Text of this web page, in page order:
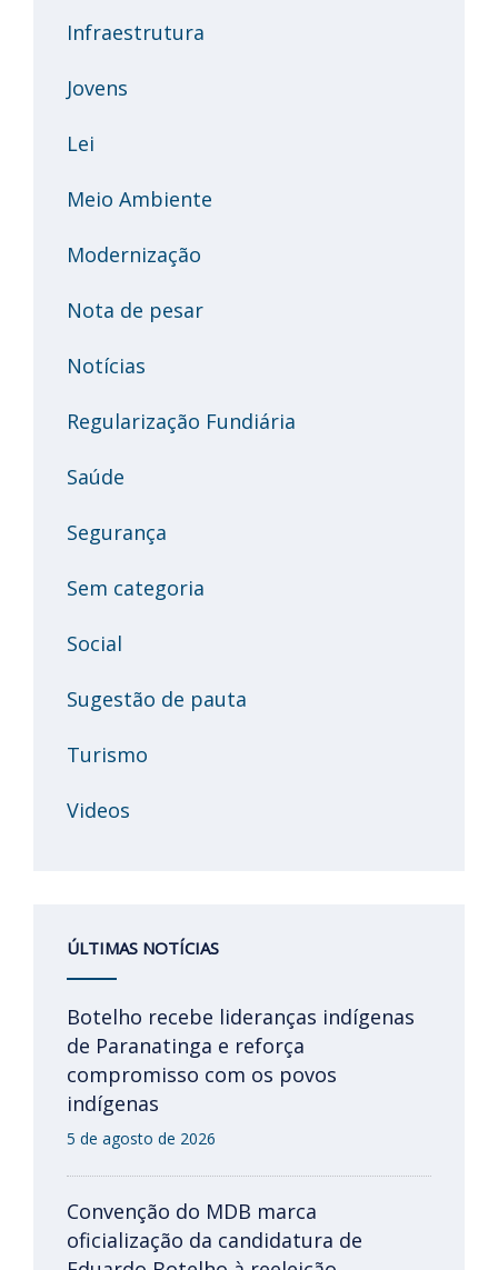
Infraestrutura
Jovens
Lei
Meio Ambiente
Modernização
Nota de pesar
Notícias
Regularização Fundiária
Saúde
Segurança
Sem categoria
Social
Sugestão de pauta
Turismo
Videos
ÚLTIMAS NOTÍCIAS
Botelho recebe lideranças indígenas
de Paranatinga e reforça
compromisso com os povos
indígenas
5 de agosto de 2026
Convenção do MDB marca
oficialização da candidatura de